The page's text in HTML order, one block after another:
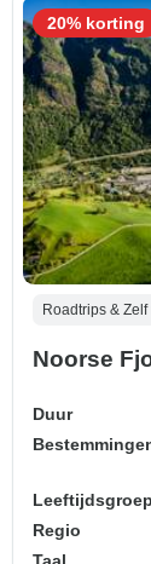
Roadtrips &
Noorse
Duur
Leeftijdsgroep
Regio
20% korting